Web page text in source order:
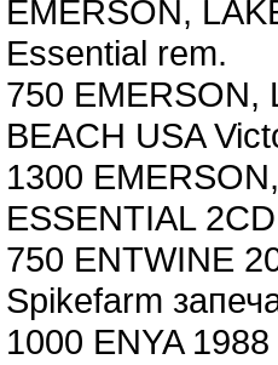
EMERSON,
Essential rem.
750 EMERSON,
BEACH USA
1300
ESSENTIAL
750 ENTWINE
Spikefarm
1000 ENYA